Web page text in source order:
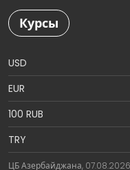
Курсы
USD
EUR
100 RUB
TRY
ЦБ Азербайджана, 07.08.2026